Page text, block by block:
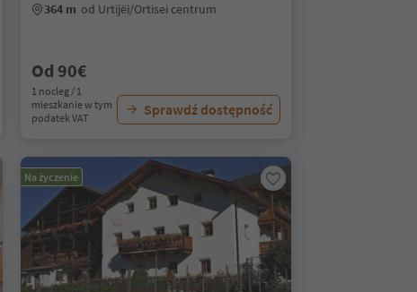
364 m od Urtijëi/Ortisei centrum
Od 90€
1 nocleg / 1
mieszkanie w tym
podatek VAT
Sprawdź dostępność
Na życzenie